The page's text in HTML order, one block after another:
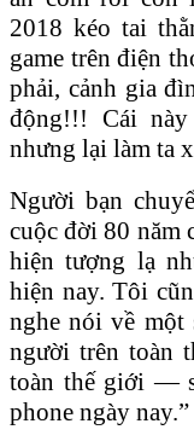
2018 kéo tai
game trên điện
phải, cảnh gia
động!!! Cái
nhưng lại làm ta
Người bạn
cuộc đời 80 năm
hiện tượng lạ
hiện nay. Tôi
nghe nói về một
người trên toàn
toàn thế giới —
phone ngày nay.”